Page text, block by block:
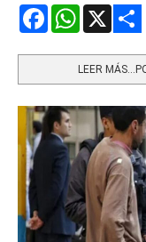
FacebookWhatsApp
LEER